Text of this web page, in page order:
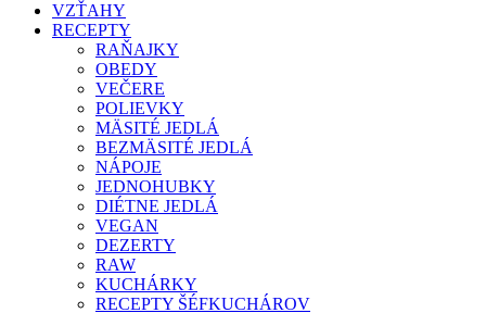
VZŤAHY
RECEPTY
RAŇAJKY
OBEDY
VEČERE
POLIEVKY
MÄSITÉ JEDLÁ
BEZMÄSITÉ JEDLÁ
NÁPOJE
JEDNOHUBKY
DIÉTNE JEDLÁ
VEGAN
DEZERTY
RAW
KUCHÁRKY
RECEPTY ŠÉFKUCHÁROV